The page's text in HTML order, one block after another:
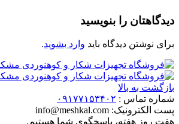
دیدگاهتان را بنویسید
برای نوشتن دیدگاه باید وارد بشوید.
بازگشت به بالا
شماره تماس : ۰۹۱۷۷۱۵۳۴۰۲
پست الکترونیک: info@meshkal.com
هفت روز هفته، پاسخگوی شما هستیم.